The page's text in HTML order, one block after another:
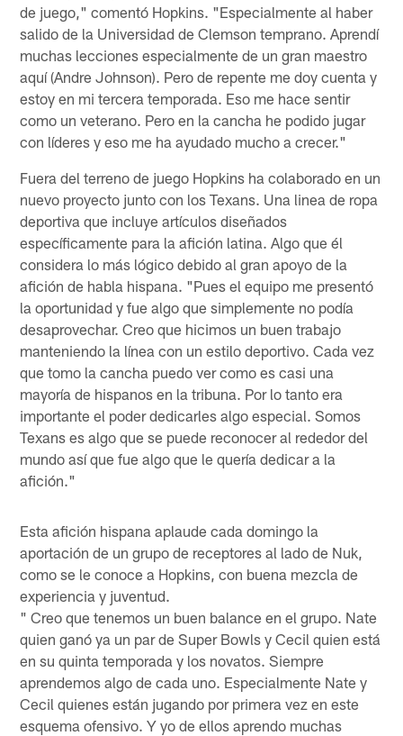
de juego," comentó Hopkins. "Especialmente al haber
salido de la Universidad de Clemson temprano. Aprendí
muchas lecciones especialmente de un gran maestro
aquí (Andre Johnson). Pero de repente me doy cuenta y
estoy en mi tercera temporada. Eso me hace sentir
como un veterano. Pero en la cancha he podido jugar
con líderes y eso me ha ayudado mucho a crecer."
Fuera del terreno de juego Hopkins ha colaborado en un
nuevo proyecto junto con los Texans. Una linea de ropa
deportiva que incluye artículos diseñados
específicamente para la afición latina. Algo que él
considera lo más lógico debido al gran apoyo de la
afición de habla hispana. "Pues el equipo me presentó
la oportunidad y fue algo que simplemente no podía
desaprovechar. Creo que hicimos un buen trabajo
manteniendo la línea con un estilo deportivo. Cada vez
que tomo la cancha puedo ver como es casi una
mayoría de hispanos en la tribuna. Por lo tanto era
importante el poder dedicarles algo especial. Somos
Texans es algo que se puede reconocer al rededor del
mundo así que fue algo que le quería dedicar a la
afición."
Esta afición hispana aplaude cada domingo la
aportación de un grupo de receptores al lado de Nuk,
como se le conoce a Hopkins, con buena mezcla de
experiencia y juventud.
" Creo que tenemos un buen balance en el grupo. Nate
quien ganó ya un par de Super Bowls y Cecil quien está
en su quinta temporada y los novatos. Siempre
aprendemos algo de cada uno. Especialmente Nate y
Cecil quienes están jugando por primera vez en este
esquema ofensivo. Y yo de ellos aprendo muchas